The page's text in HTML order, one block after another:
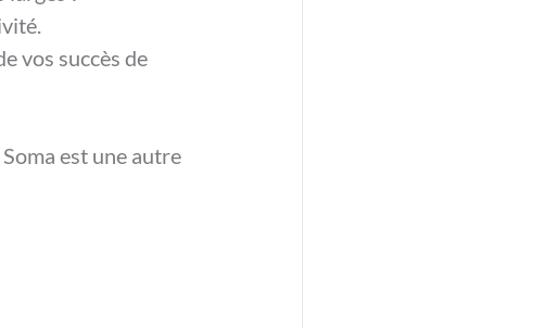
vos succès de
est une autre